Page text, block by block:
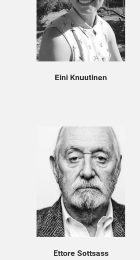
Eini Knuutinen
Ettore Sottsass